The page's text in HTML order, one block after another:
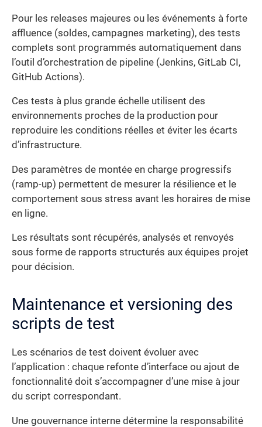
Pour les releases majeures ou les événements à forte
affluence (soldes, campagnes marketing), des tests
complets sont programmés automatiquement dans
l’outil d’orchestration de pipeline (Jenkins, GitLab CI,
GitHub Actions).
Ces tests à plus grande échelle utilisent des
environnements proches de la production pour
reproduire les conditions réelles et éviter les écarts
d’infrastructure.
Des paramètres de montée en charge progressifs
(ramp-up) permettent de mesurer la résilience et le
comportement sous stress avant les horaires de mise
en ligne.
Les résultats sont récupérés, analysés et renvoyés
sous forme de rapports structurés aux équipes projet
pour décision.
Maintenance et versioning des
scripts de test
Les scénarios de test doivent évoluer avec
l’application : chaque refonte d’interface ou ajout de
fonctionnalité doit s’accompagner d’une mise à jour
du script correspondant.
Une gouvernance interne détermine la responsabilité